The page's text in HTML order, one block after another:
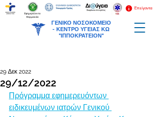
ΓΕΝΙΚΟ ΝΟΣΟΚΟΜΕΙΟ
- ΚΕΝΤΡΟ ΥΓΕΙΑΣ ΚΩ
"ΙΠΠΟΚΡΑΤΕΙΟΝ"
Επείγοντα
Εφημερεύοντα
Φαρμακεία
29/12/2022
29 Δεκ 2022
Πρόγραμμα εφημερευόντων
ειδικευμένων ιατρών Γενικού